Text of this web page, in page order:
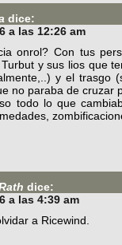
dice:
a las 12:26 am
onrol? Con tus
y sus lios que
y el trasgo
no paraba de cruzar
todo lo que
dice:
a las 4:39 am
a Ricewind.